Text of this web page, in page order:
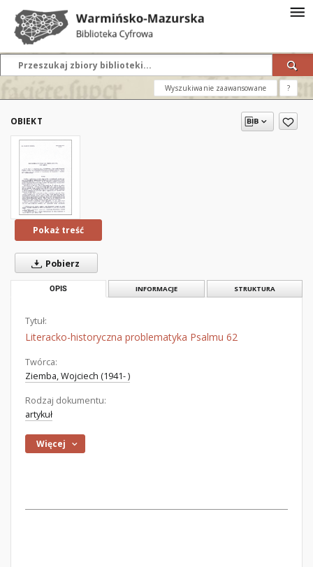
Wyszukiwanie zaawansowane ?
OBIEKT
Pokaż treść
Pobierz
OPIS INFORMACJE STRUKTURA
Tytuł:
Literacko-historyczna problematyka Psalmu 62
Twórca:
Ziemba, Wojciech (1941- )
Rodzaj dokumentu:
artykuł
Więcej